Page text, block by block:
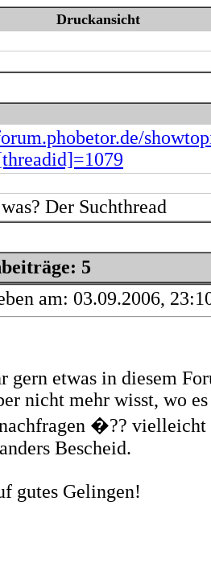
Druckansicht
Der Suchthread
5
am: 03.09.2006,
gern etwas in diesem
nicht mehr wisst, wo
�??
Bescheid.
gutes Gelingen!